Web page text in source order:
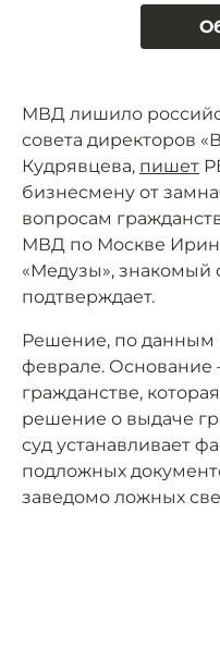
МВД лишило
совета директоров
Кудрявцева, пишет
бизнесмену от
вопросам
МВД по Москве
«Медузы», знакомый
подтверждает.
Решение, по данным
феврале. Основание
гражданстве,
решение о выдаче
суд устанавливает
подложных
заведомо ложных